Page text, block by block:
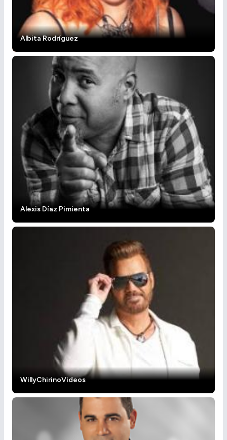
Albita Rodríguez
Alexis Díaz Pimienta
WillyChirinoVideos